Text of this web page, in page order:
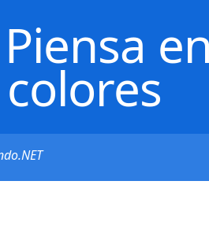
Piensa